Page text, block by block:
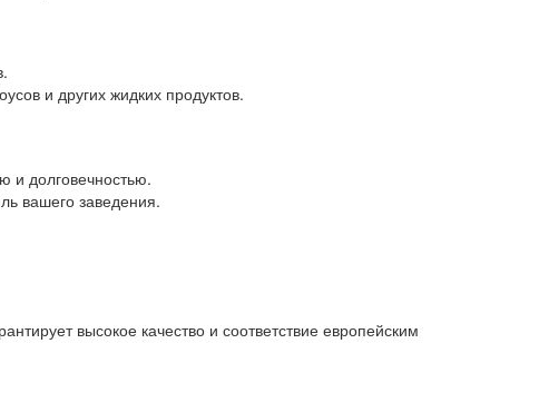
и других жидких продуктов.
и долговечностью.
вашего заведения.
высокое качество и соответствие европейским